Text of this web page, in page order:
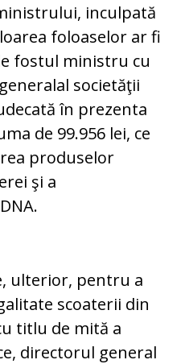
inculpată
foloaselor ar fi
fostul ministru cu
societăţii
în prezenta
de 99.956 lei, ce
produselor
şi a
ulterior, pentru a
scoaterii din
titlu de mită a
directorul general